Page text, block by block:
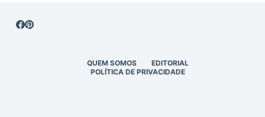
QUEM SOMOS
EDITORIAL
POLÍTICA DE PRIVACIDADE